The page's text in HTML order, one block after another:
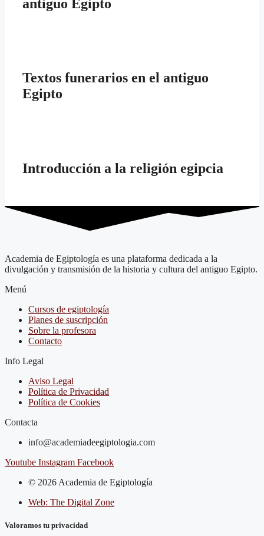
antiguo Egipto
Textos funerarios en el antiguo
Egipto
Introducción a la religión egipcia
Academia de Egiptología es una plataforma dedicada a la
divulgación y transmisión de la historia y cultura del antiguo Egipto.
Menú
Cursos de egiptología
Planes de suscripción
Sobre la profesora
Contacto
Info Legal
Aviso Legal
Política de Privacidad
Política de Cookies
Contacta
info@academiadeegiptologia.com
Youtube Instagram Facebook
© 2026 Academia de Egiptología
Web: The Digital Zone
Valoramos tu privacidad